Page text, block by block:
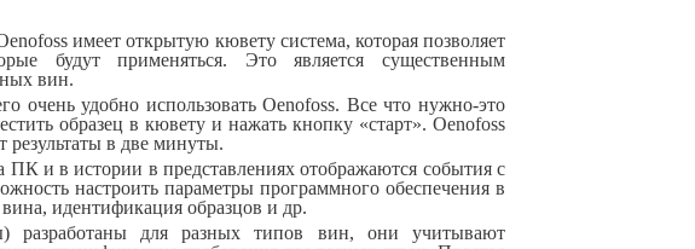
имеет открытую кювету система, которая позволяет
будут применяться. Это является существенным
вин.
очень удобно использовать Oenofoss. Все что нужно-это
образец в кювету и нажать кнопку «старт». Oenofoss
результаты в две минуты.
ПК и в истории в представлениях отображаются события с
настроить параметры программного обеспечения в
идентификация образцов и др.
разработаны для разных типов вин, они учитывают